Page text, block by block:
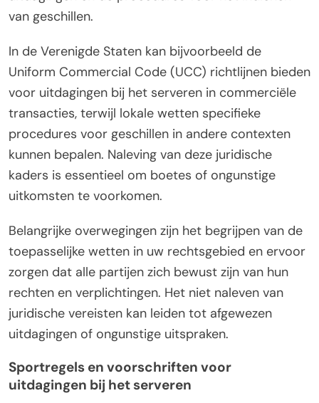
van geschillen.
In de Verenigde Staten kan bijvoorbeeld de
Uniform Commercial Code (UCC) richtlijnen bieden
voor uitdagingen bij het serveren in commerciële
transacties, terwijl lokale wetten specifieke
procedures voor geschillen in andere contexten
kunnen bepalen. Naleving van deze juridische
kaders is essentieel om boetes of ongunstige
uitkomsten te voorkomen.
Belangrijke overwegingen zijn het begrijpen van de
toepasselijke wetten in uw rechtsgebied en ervoor
zorgen dat alle partijen zich bewust zijn van hun
rechten en verplichtingen. Het niet naleven van
juridische vereisten kan leiden tot afgewezen
uitdagingen of ongunstige uitspraken.
Sportregels en voorschriften voor
uitdagingen bij het serveren